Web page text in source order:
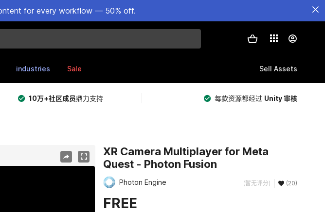
for every workflow — 50% off.
industries Sale Sell Assets
10万+社区成员鼎力支持 每款资源都经过 Unity 审核
XR Camera Multiplayer for Meta
Quest - Photon Fusion
Photon Engine (暂无评分) (20)
FREE